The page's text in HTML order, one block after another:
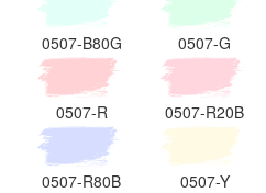
0507-B80G 0507-G
0507-R 0507-R20B
0507-R80B 0507-Y